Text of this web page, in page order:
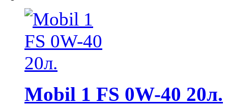
Mobil 1 FS 0W-40 20л.